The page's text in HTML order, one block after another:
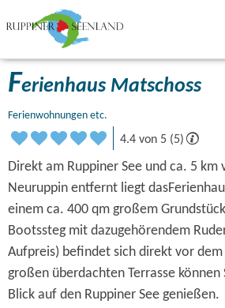
Ferienhaus Matschoss
Ferienwohnungen etc.
4.4 von 5 (5)
Direkt am Ruppiner See und ca. 5
Neuruppin entfernt liegt
einem ca. 400 qm großem
Bootssteg mit dazugehörendem
Aufpreis) befindet sich direkt vor dem
großen überdachten Terrasse
Blick auf den Ruppiner See genießen.